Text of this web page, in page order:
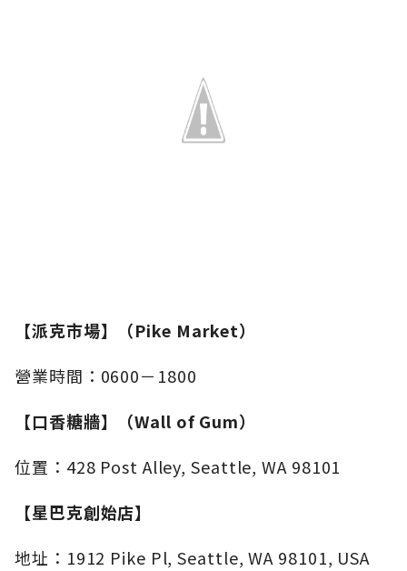
【派克市場】（Pike Market）
營業時間：0600－1800
【口香糖牆】（Wall of Gum）
位置：428 Post Alley, Seattle, WA 98101
【星巴克創始店】
地址：1912 Pike Pl, Seattle, WA 98101, USA